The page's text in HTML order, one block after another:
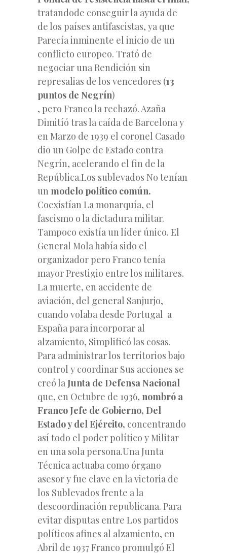
tratandode conseguir la ayuda de
de los países antifascistas, ya que
Parecía inminente el inicio de un
conflicto europeo. Trató de
negociar una Rendición sin
represalias de los vencedores (13
puntos de Negrín)
, pero Franco la rechazó. Azaña
Dimitíó tras la caída de Barcelona y
en Marzo de 1939 el coronel Casado
dio un Golpe de Estado contra
Negrín, acelerando el fin de la
República.Los sublevados No tenían
un modelo político común.
Coexistían La monarquía, el
fascismo o la dictadura militar.
Tampoco existía un líder único. El
General Mola había sido el
organizador pero Franco tenía
mayor Prestigio entre los militares.
La muerte, en accidente de
aviación, del general Sanjurjo,
cuando volaba desde Portugal a
España para incorporar al
alzamiento, Simplificó las cosas.
Para administrar los territorios bajo
control y coordinar Sus acciones se
creó la Junta de Defensa Nacional
que, en Octubre de 1936, nombró a
Franco Jefe de Gobierno, Del
Estado y del Ejército, concentrando
así todo el poder político y Militar
en una sola persona.Una Junta
Técnica actuaba como órgano
asesor y fue clave en la victoria de
los Sublevados frente a la
descoordinación republicana. Para
evitar disputas entre Los partidos
políticos afines al alzamiento, en
Abril de 1937 Franco promulgó El